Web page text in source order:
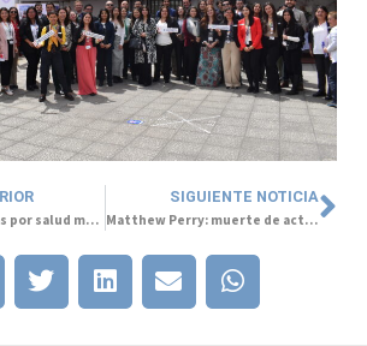
Licencias médicas por salud mental en hombres se disparan un 226% en 10 años
SIGUIENTE NOTICIA
Matthew Perry: muerte de actor de Friends nos permite hablar de adicciones y Salud Mental